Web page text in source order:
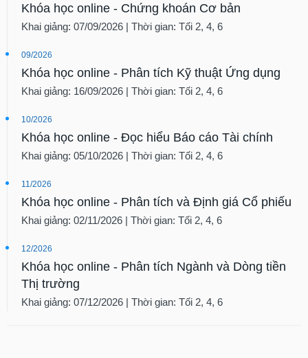
Khóa học online - Chứng khoán Cơ bản
Khai giảng: 07/09/2026 | Thời gian: Tối 2, 4, 6
09/2026
Khóa học online - Phân tích Kỹ thuật Ứng dụng
Khai giảng: 16/09/2026 | Thời gian: Tối 2, 4, 6
10/2026
Khóa học online - Đọc hiểu Báo cáo Tài chính
Khai giảng: 05/10/2026 | Thời gian: Tối 2, 4, 6
11/2026
Khóa học online - Phân tích và Định giá Cổ phiếu
Khai giảng: 02/11/2026 | Thời gian: Tối 2, 4, 6
12/2026
Khóa học online - Phân tích Ngành và Dòng tiền
Thị trường
Khai giảng: 07/12/2026 | Thời gian: Tối 2, 4, 6